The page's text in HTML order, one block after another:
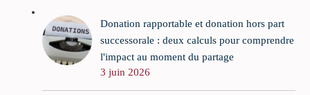
Donation rapportable et donation hors part
successorale : deux calculs pour comprendre
l'impact au moment du partage
3 juin 2026